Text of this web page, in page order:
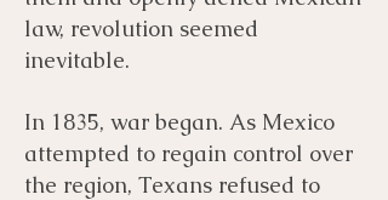
law, revolution seemed
inevitable.
In 1835, war began. As Mexico
attempted to regain control over
the region, Texans refused to